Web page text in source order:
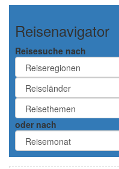
Reisenavigator
Reisesuche nach
oder nach